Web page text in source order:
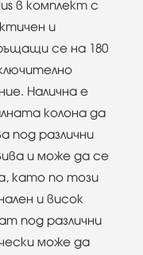
в комплект с
и
се на 180
Налична е
колона да
под различни
и може да се
като по този
и висок
под различни
може да